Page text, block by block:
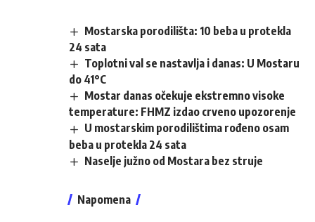
Mostarska porodilišta: 10 beba u protekla
24 sata
Toplotni val se nastavlja i danas: U Mostaru
do 41°C
Mostar danas očekuje ekstremno visoke
temperature: FHMZ izdao crveno upozorenje
U mostarskim porodilištima rođeno osam
beba u protekla 24 sata
Naselje južno od Mostara bez struje
Napomena